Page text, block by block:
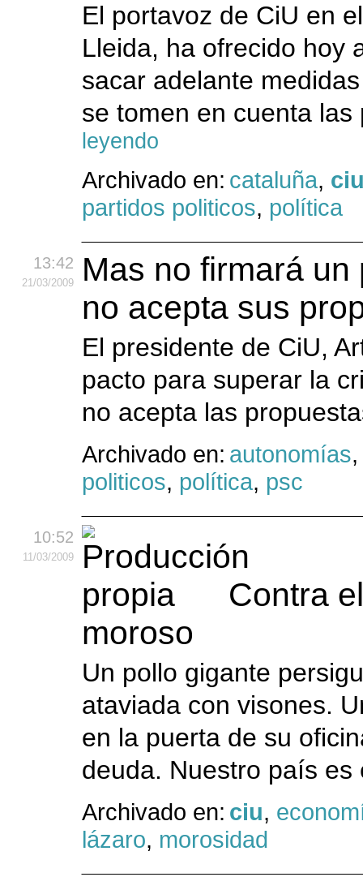
El portavoz de CiU en
Lleida, ha ofrecido hoy
sacar adelante
se tomen en cuenta
leyendo
Archivado en: cataluña,
partidos politicos, política
13:42
21/03/2009
Mas no firmará
no acepta sus
El presidente de CiU,
pacto para superar la
no acepta las
Archivado en: autonomías
politicos, política, psc
10:52
11/03/2009
Contra
moroso
Un pollo gigante
ataviada con visones.
en la puerta de su
deuda. Nuestro país
Archivado en: ciu,
lázaro, morosidad